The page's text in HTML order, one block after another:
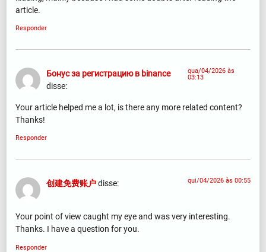
article.
Responder
Бонус за регистрацию в binance
disse:
qua/04/2026 às
03:13
Your article helped me a lot, is there any more related content?
Thanks!
Responder
创建免费账户disse: qui/04/2026 às 00:55
Your point of view caught my eye and was very interesting.
Thanks. I have a question for you.
Responder